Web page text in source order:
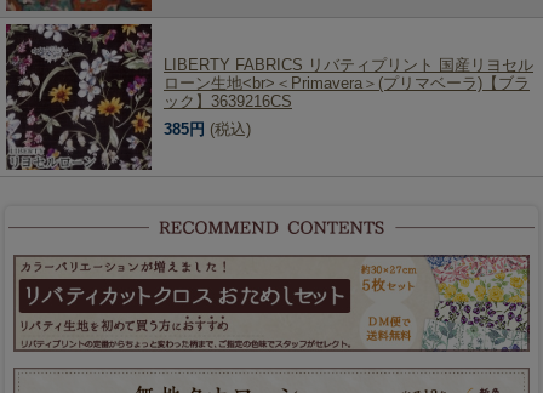
LIBERTY FABRICS リバティプリント 国産リヨセル
ローン生地<br>＜Primavera＞(プリマベーラ)【ブラ
ック】3639216CS
385円 (税込)